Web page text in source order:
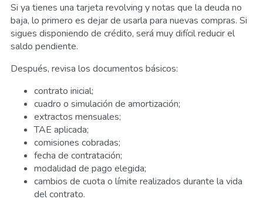
Si ya tienes una tarjeta revolving y notas que la deuda no
baja, lo primero es dejar de usarla para nuevas compras. Si
sigues disponiendo de crédito, será muy difícil reducir el
saldo pendiente.
Después, revisa los documentos básicos:
contrato inicial;
cuadro o simulación de amortización;
extractos mensuales;
TAE aplicada;
comisiones cobradas;
fecha de contratación;
modalidad de pago elegida;
cambios de cuota o límite realizados durante la vida
del contrato.